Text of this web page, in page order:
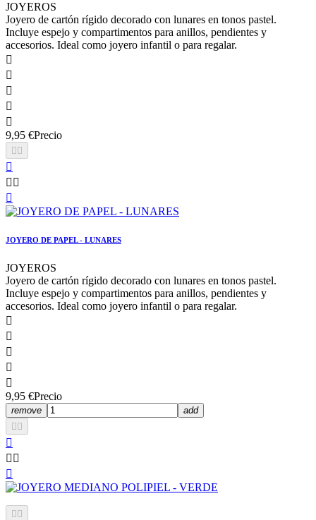
JOYEROS
Joyero de cartón rígido decorado con lunares en tonos pastel.
Incluye espejo y compartimentos para anillos, pendientes y
accesorios. Ideal como joyero infantil o para regalar.





9,95 €Precio
 

 

JOYERO DE PAPEL - LUNARES
JOYEROS
Joyero de cartón rígido decorado con lunares en tonos pastel.
Incluye espejo y compartimentos para anillos, pendientes y
accesorios. Ideal como joyero infantil o para regalar.





9,95 €Precio
remove
add
 

 

 